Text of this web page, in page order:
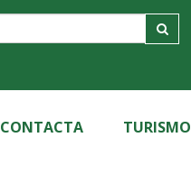
CONTACTA TURISMO